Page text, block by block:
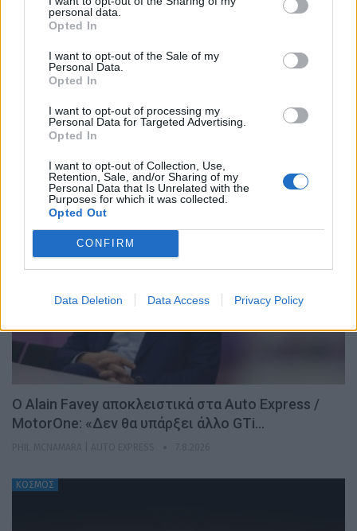
personal data.
Opted In
I want to opt-out of the Sale of my
Personal Data.
Opted In
I want to opt-out of processing my
Personal Data for Targeted Advertising.
Opted In
I want to opt-out of Collection, Use,
Retention, Sale, and/or Sharing of my
Personal Data that Is Unrelated with the
Purposes for which it was collected.
Opted Out
CONFIRM
Data Deletion Data Access Privacy Policy
ΕΠΙΚΑΙΡΟΤΗΤΑ
ΚΟΣΜΟΣ
Ο Alain Favey αποκλειστικά στα Auto Express /
MotorOne: «Δεν θα υπάρξει άλλο GTi…
ΚΟΣΜΟΣ